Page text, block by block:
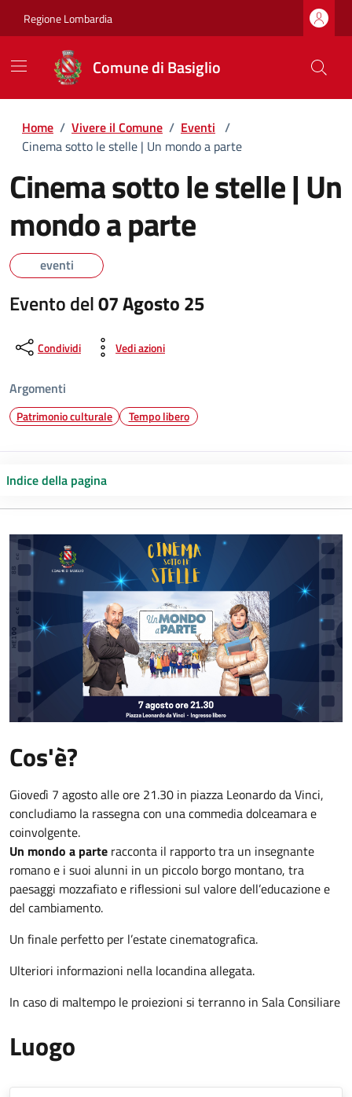
Regione Lombardia
Comune di Basiglio
Home / Vivere il Comune / Eventi /
Cinema sotto le stelle | Un mondo a parte
Cinema sotto le stelle | Un
mondo a parte
eventi
Evento del07 Agosto 25
Condividi Vedi azioni
Argomenti
Patrimonio culturale Tempo libero
Indice della pagina
Cos'è?
Giovedì 7 agosto alle ore 21.30 in piazza Leonardo da Vinci,
concludiamo la rassegna con una commedia dolceamara e
coinvolgente.
Un mondo a parte racconta il rapporto tra un insegnante
romano e i suoi alunni in un piccolo borgo montano, tra
paesaggi mozzafiato e riflessioni sul valore dell’educazione e
del cambiamento.
Un finale perfetto per l’estate cinematografica.
Ulteriori informazioni nella locandina allegata.
In caso di maltempo le proiezioni si terranno in Sala Consiliare
Luogo